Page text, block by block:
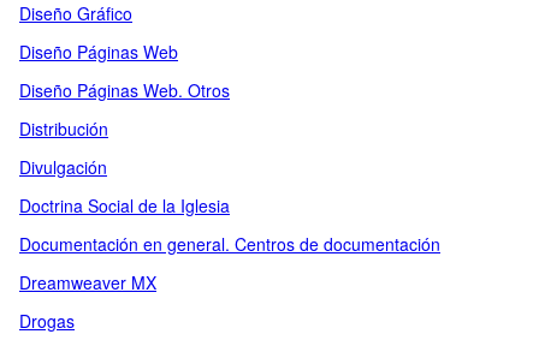
Diseño Gráfico
Diseño Páginas Web
Diseño Páginas Web. Otros
Distribución
Divulgación
Doctrina Social de la Iglesia
Documentación en general. Centros de documentación
Dreamweaver MX
Drogas